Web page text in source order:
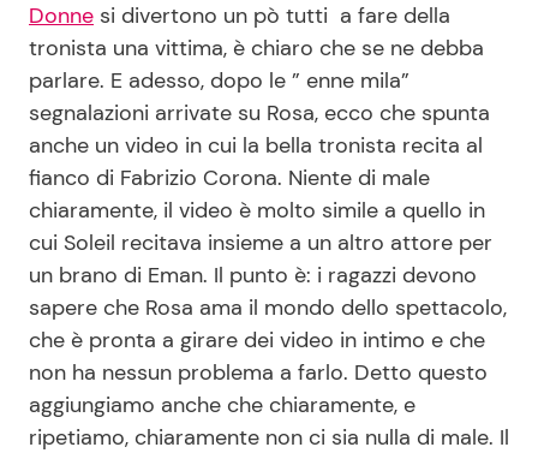
Seguici
Info
Chi siamo
Disclaimer e Privacy
Contattaci
Pubblicità
Privacy Policy
Donne si divertono un pò tutti a fare della
tronista una vittima, è chiaro che se ne debba
parlare. E adesso, dopo le ” enne mila”
segnalazioni arrivate su Rosa, ecco che spunta
anche un video in cui la bella tronista recita al
fianco di Fabrizio Corona. Niente di male
chiaramente, il video è molto simile a quello in
cui Soleil recitava insieme a un altro attore per
un brano di Eman. Il punto è: i ragazzi devono
sapere che Rosa ama il mondo dello spettacolo,
che è pronta a girare dei video in intimo e che
non ha nessun problema a farlo. Detto questo
aggiungiamo anche che chiaramente, e
ripetiamo, chiaramente non ci sia nulla di male. Il